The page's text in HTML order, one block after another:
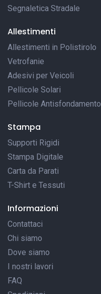
Segnaletica Stradale
Allestimenti
Allestimenti in Polistirolo
Vetrofanie
Adesivi per Veicoli
Pellicole Solari
Pellicole Antisfondamento
Stampa
Supporti Rigidi
Stampa Digitale
Carta da Parati
T-Shirt e Tessuti
Informazioni
Contattaci
Chi siamo
Dove siamo
I nostri lavori
FAQ